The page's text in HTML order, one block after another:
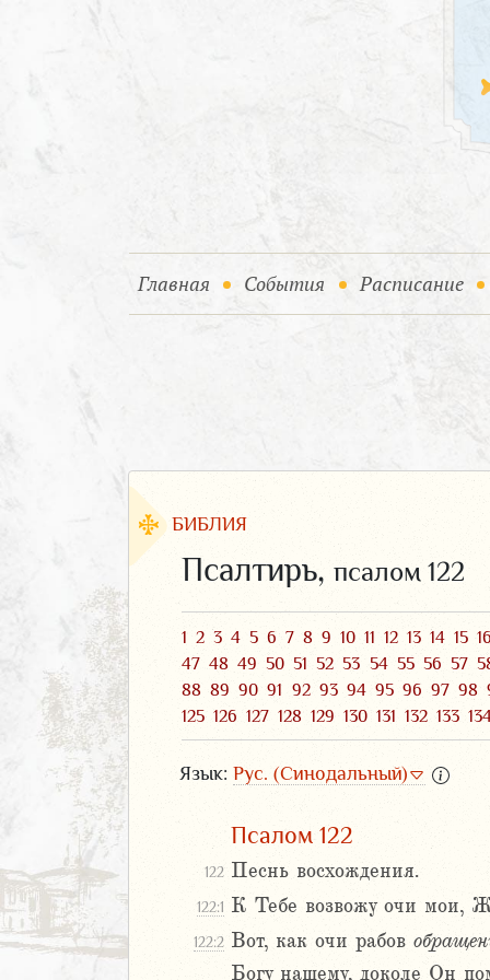
Главная (current)
События (current)
Расписание
БИБЛИЯ
Псалтирь, псалом 122
1 2 3 4 5 6 7 8 9 10 11 12 13 14 15 16
47 48 49 50 51 52 53 54 55 56 57
88 89 90 91 92 93 94 95 96 97 98
125 126 127 128 129 130 131 132 133
Язык: Рус. (Синодальный)
Псалом 122
122 Песнь восхождения.
122:1 К Тебе возвожу очи мои,
122:2 Вот, как очи рабов
Богу нашему, доколе Он